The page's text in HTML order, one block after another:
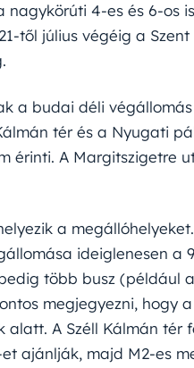
4-es és 6-os
től július végéig a
a budai déli
tér és a Nyugati
érinti. A Margitszigetre
a
ideiglenesen a
több busz (például
megjegyezni, hogy
A Széll Kálmán tér
ajánlják, majd M2-es